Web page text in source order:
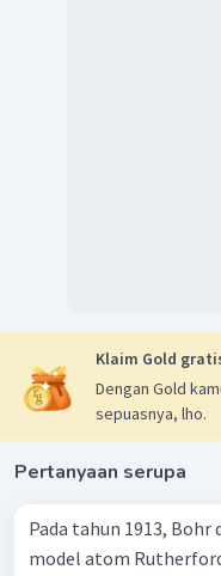
Klaim Gold
Dengan Gold
sepuasnya, lho.
Pertanyaan serupa
Pada tahun 1913,
model atom